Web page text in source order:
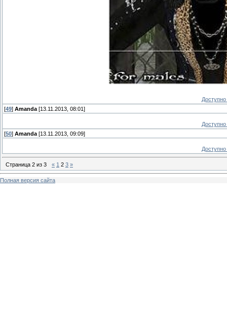
[49] Amanda [13.11.2013, 08:01]
[50] Amanda [13.11.2013, 09:09]
Страница 2 из 3 « 1 2 3 »
Полная версия сайта